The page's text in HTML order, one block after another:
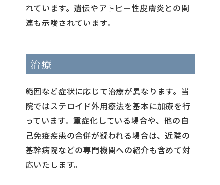
れています。遺伝やアトピー性皮膚炎との関
連も示唆されています。
治療
範囲など症状に応じて治療が異なります。当
院ではステロイド外用療法を基本に加療を行
っています。重症化している場合や、他の自
己免疫疾患の合併が疑われる場合は、近隣の
基幹病院などの専門機関への紹介も含めて対
応いたします。